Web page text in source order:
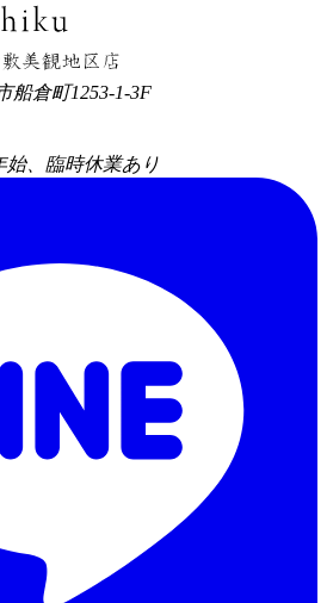
船倉町1253-1-3F
始、臨時休業あり